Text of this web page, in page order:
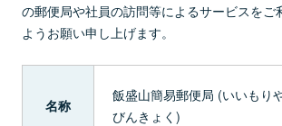
の郵便局や社員の訪問等によるサービスをご
ようお願い申し上げます。
名称
飯盛山簡易郵便局 (いいもり
びんきょく)